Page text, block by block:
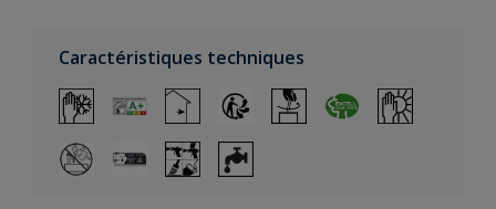
Caractéristiques techniques